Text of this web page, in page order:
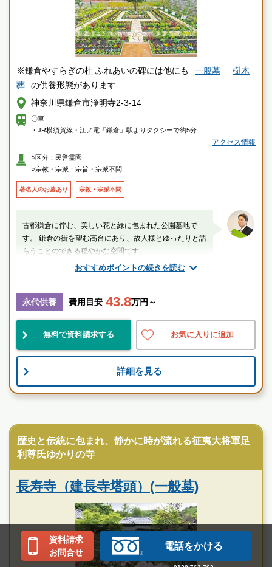
※鎌倉やすらぎの杜 ふれあいの碑には他にも 一般墓
樹木
葬
の供養形態があります
神奈川県鎌倉市浄明寺2-3-14
〇車
・JR横須賀線・江ノ電「鎌倉」駅よりタクシーで約5分
〇徒歩
・鎌倉駅東口5番バス停で「鎌23・鎌24・鎌36」ご乗車「杉本観音」バス
アクセス情報
○区分：民営霊園
○宗教・宗派：宗旨・宗派不問
著名人のお墓あり 宗教・宗派不問
おすすめポイントの続きを読む
古都鎌倉に佇む、美しい花と緑に包まれた公園墓地で
す。 鎌倉の街を望む高台にあり、故人様とゆったりと語
らうことのできる穏やかな空間です。
厚生労働省認定 葬祭ディレクター技能審査
1級葬祭ディレクター 田中（業界歴15年）
神奈川県
景観良 自然豊 宗教不問
お墓のことなら何でもご相談ください
現地を見学して実際の雰囲気をお確かめください
鎌倉やすらぎの杜 ふれあいの碑の特徴
永代供養 費用目安 43.8万円～
無料で資料請求する お気に入りに追加
詳細を見る
歴史と伝統に包まれ、静かに時が流れる征夷大将軍足
利尊氏ゆかりの寺
長寿寺（建長寺塔頭）(一般墓)
資料請求
お問合せ
電話をかける